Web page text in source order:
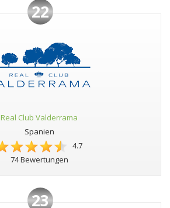
22
Real Club Valderrama
Spanien
4.7
74 Bewertungen
23